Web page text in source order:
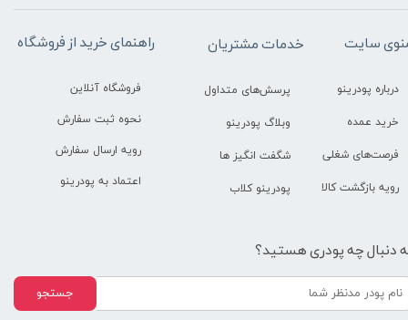
راهنمای خرید از فروشگاه
فروشگاه آنلاین
نحوه ثبت سفارش
رویه ارسال سفارش
اعتماد به پودرینو
خدمات مشتریان
پرسش‌های متداول
وبلاگ پودرینو
شگفت انگیز ها
پودرینو کلاب
سایت
درباره پودرینو
خرید عمده
فرصت‌های شغلی
رویه بازگشت کالا
دنبال چه پودری هستید؟
جستجو